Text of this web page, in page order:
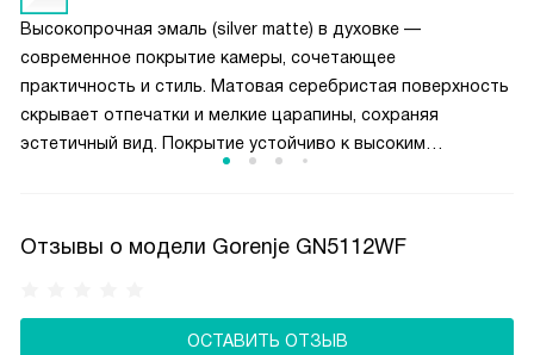
для безопасности и попросту удобно.
Высокопрочная эмаль (silver matte) в духовке —
современное покрытие камеры, сочетающее
практичность и стиль. Матовая серебристая поверхность
скрывает отпечатки и мелкие царапины, сохраняя
эстетичный вид. Покрытие устойчиво к высоким
Отзывы о модели Gorenje GN5112WF
ОСТАВИТЬ ОТЗЫВ